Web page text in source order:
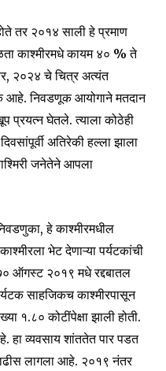
of
be part of the
Don't worry, we respect
inbox. Your information is
तर २०१४ साली हे प्रमाण
काश्मीरमधे कायम ४० % ते
२०२४ चे चित्र अत्यंत
आहे. निवडणूक आयोगाने मतदान
प्रयत्न घेतले. त्याला कोठेही
अतिरेकी हल्ला झाला
जनेतेने आपला
हे काश्मीरमधील
भेट देणाऱ्या पर्यटकांची
ऑगस्ट २०१९ मधे रद्दबातल
साहजिकच काश्मीरपासून
१.८० कोटींपेक्षा झाली होती.
हा व्यवसाय शांततेत पार पडत
लागला आहे. २०१९ नंतर